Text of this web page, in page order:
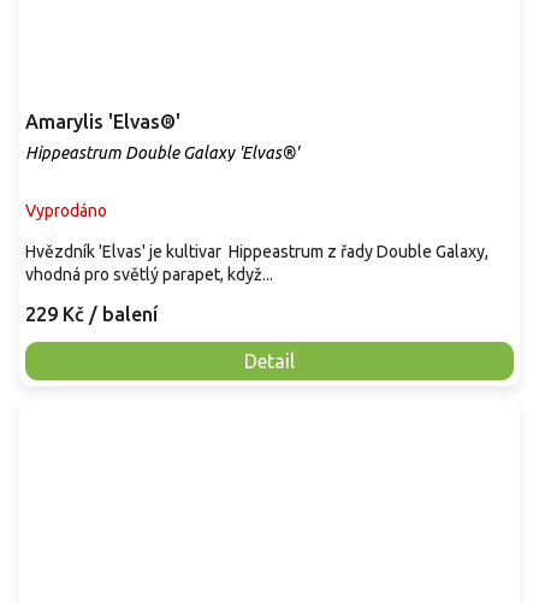
Amarylis 'Elvas®'
Hippeastrum Double Galaxy 'Elvas®'
Vyprodáno
229 Kč / balení
Detail
Hvězdník 'Elvas' je kultivar Hippeastrum z řady Double Galaxy,
vhodná pro světlý parapet, když...